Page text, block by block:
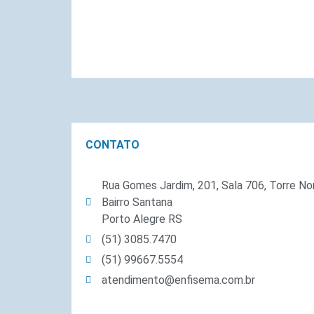
CONTATO
Rua Gomes Jardim, 201, Sala 706, Torre
Bairro Santana
Porto Alegre RS
(51) 3085.7470
(51) 99667.5554
atendimento@enfisema.com.br